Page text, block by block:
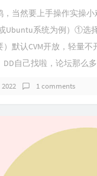
当然要上手操作实操
或Ubuntu系统为例）①
默认CVM开放，轻量
自己找啦，论坛那么
1 comments